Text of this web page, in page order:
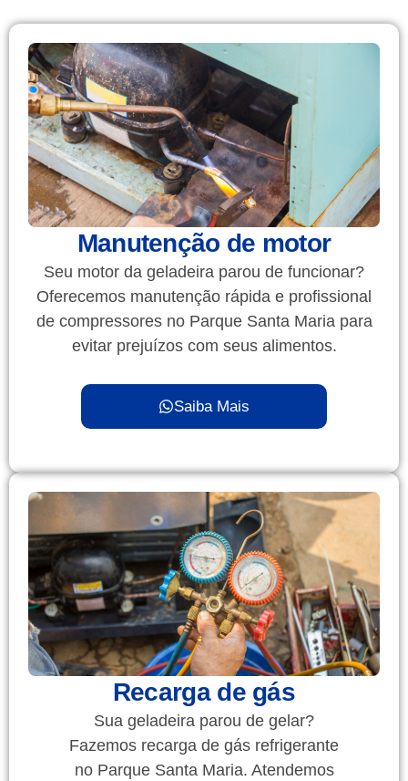
Manutenção de motor
Seu motor da geladeira parou de funcionar?
Oferecemos manutenção rápida e profissional
de compressores no Parque Santa Maria para
evitar prejuízos com seus alimentos.
Saiba Mais
Recarga de gás
Sua geladeira parou de gelar?
Fazemos recarga de gás refrigerante
no Parque Santa Maria. Atendemos